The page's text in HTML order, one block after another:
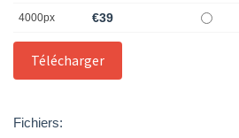
4000px €39
Fichiers: